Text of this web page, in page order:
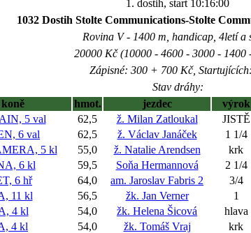
1. dostih, start 10:16:00
1032 Dostih Stolte Communications-Stolte
Rovina V - 1400 m, handicap, 4letí a
20000 Kč (10000 - 4600 - 3000 - 1400
Zápisné: 300 + 700 Kč,
Stav dráhy:
hmot. jezdec výrok
5 val 62,5 ž. Milan Zatloukal JISTĚ
6 val 62,5 ž. Václav Janáček 1 1/4
5 kl 55,0 ž. Natalie Arendsen krk
6 kl 59,5 Soňa Hermannová 2 1/4
6 hř 64,0 am. Jaroslav Fabris 2 3/4
11 kl 56,5 žk. Jan Verner 1
4 kl 54,0 žk. Helena Šicová hlava
4 kl 54,0 žk. Tomáš Vraj krk